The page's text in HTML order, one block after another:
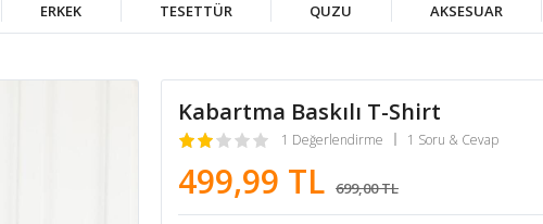
ERKEK TESETTÜR QUZU AKSESUAR
Kabartma Baskılı T-Shirt
1 Değerlendirme 1 Soru & Cevap
499,99 TL 699,00 TL